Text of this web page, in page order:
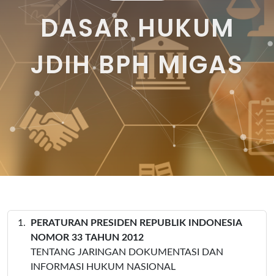
DASAR HUKUM
JDIH BPH MIGAS
PERATURAN PRESIDEN REPUBLIK INDONESIA
NOMOR 33 TAHUN 2012
TENTANG JARINGAN DOKUMENTASI DAN
INFORMASI HUKUM NASIONAL